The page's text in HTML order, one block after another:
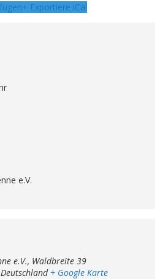
+ Exportiere iCal
e.V.
e.V., Waldbreite 39
Deutschland + Google Karte